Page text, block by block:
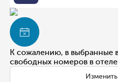
К сожалению, в выбранные
свободных номеров в отеле